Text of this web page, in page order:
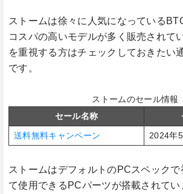
ストームは徐々に人気になっている
コスパの高いモデルが多く販売されて
を重視する方はチェックしておきたい
です。
ストームのセール情報
セール名称
送料無料キャンペーン
2024年
ストームはデフォルトのPCスペック
て使用できるPCパーツが搭載されてい